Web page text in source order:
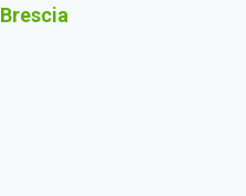
Brescia